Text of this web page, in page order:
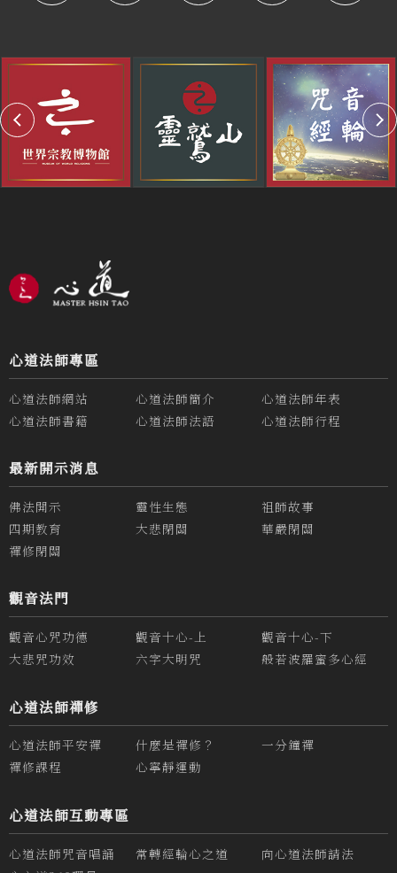
心道法師專區
心道法師網站 心道法師簡介
心道法師年表
心道法師書籍
心道法師法語 心道法師行程
最新開示消息
佛法開示 靈性生態
祖師故事
四期教育
大悲閉關
華嚴閉關
禪修閉關
觀音法門
觀音心咒功德 觀音十心-上
觀音十心-下
大悲咒功效
六字大明咒 般若波羅蜜多心經
心道法師禪修
心道法師平安禪 什麼是禪修？
一分鐘禪
禪修課程
心寧靜運動
心道法師互動專區
心道法師咒音唱誦 常轉經輪心之道
向心道法師請法